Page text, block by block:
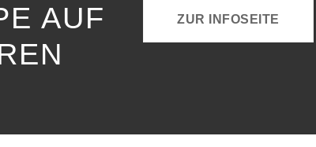
AUF
ZUR INFOSEITE